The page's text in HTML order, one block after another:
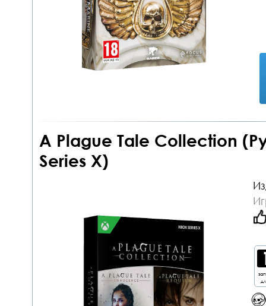
A Plague Tale Collection
Series X)